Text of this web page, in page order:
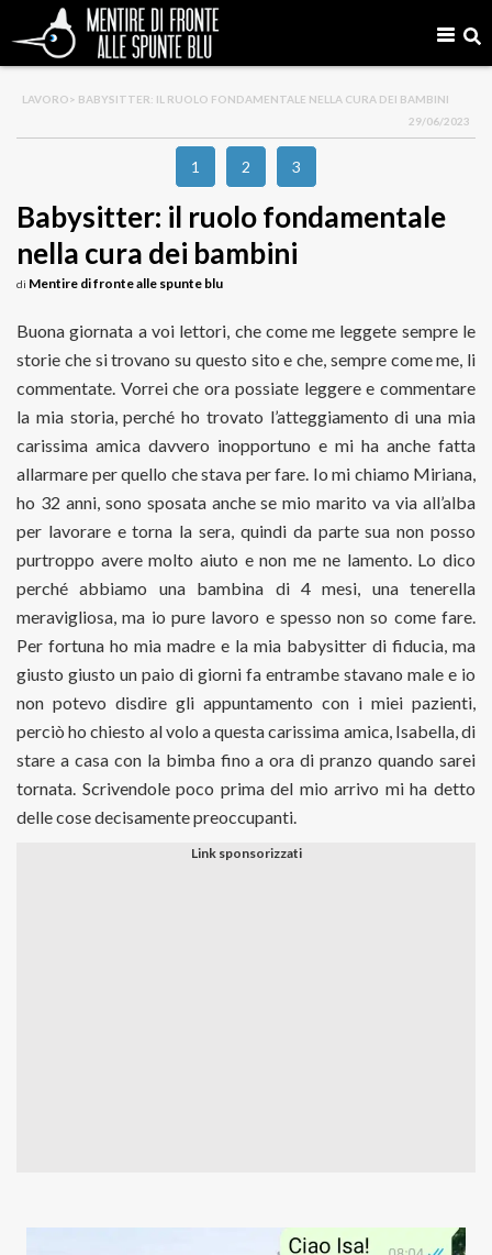
LAVORO> BABYSITTER: IL RUOLO FONDAMENTALE NELLA CURA DEI BAMBINI
29/06/2023
1 2 3
Babysitter: il ruolo fondamentale
nella cura dei bambini
di Mentire di fronte alle spunte blu
Buona giornata a voi lettori, che come me leggete sempre le
storie che si trovano su questo sito e che, sempre come me, li
commentate. Vorrei che ora possiate leggere e commentare
la mia storia, perché ho trovato l’atteggiamento di una mia
carissima amica davvero inopportuno e mi ha anche fatta
allarmare per quello che stava per fare. Io mi chiamo Miriana,
ho 32 anni, sono sposata anche se mio marito va via all’alba
per lavorare e torna la sera, quindi da parte sua non posso
purtroppo avere molto aiuto e non me ne lamento. Lo dico
perché abbiamo una bambina di 4 mesi, una tenerella
meravigliosa, ma io pure lavoro e spesso non so come fare.
Per fortuna ho mia madre e la mia babysitter di fiducia, ma
giusto giusto un paio di giorni fa entrambe stavano male e io
non potevo disdire gli appuntamento con i miei pazienti,
perciò ho chiesto al volo a questa carissima amica, Isabella, di
stare a casa con la bimba fino a ora di pranzo quando sarei
tornata. Scrivendole poco prima del mio arrivo mi ha detto
delle cose decisamente preoccupanti.